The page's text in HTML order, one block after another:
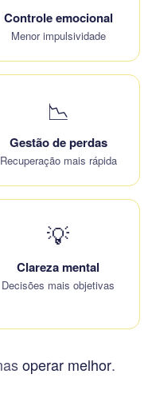
Controle emocional
Menor impulsividade
📉
Gestão de perdas
Recuperação mais rápida
💡
Clareza mental
Decisões mais objetivas
operar melhor.